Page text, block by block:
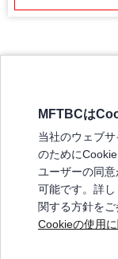
弊社の製品について
販売店リスト
よくある質問 / お問い合
特定商取引法に基づく表
MFTBCは
当社のウェブ
のために
ユーザーの同
可能です。詳
関する方針をご
Cookieの使用